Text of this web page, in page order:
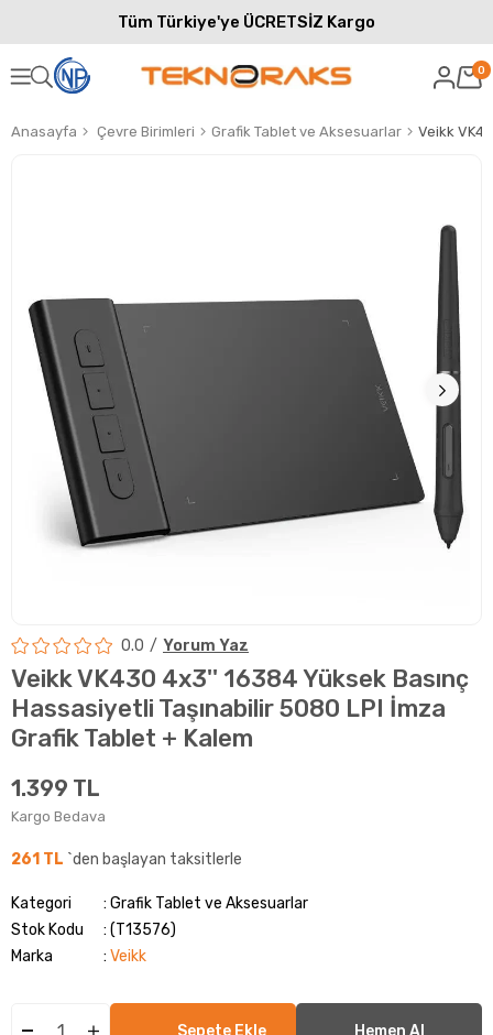
Tüm Türkiye'ye ÜCRETSİZ Kargo
0
Anasayfa Çevre Birimleri Grafik Tablet ve Aksesuarlar
0.0 Yorum Yaz
Veikk VK430 4x3'' 16384 Yüksek Basınç
Hassasiyetli Taşınabilir 5080 LPI İmza
Grafik Tablet + Kalem
1.399 TL
Kargo Bedava
261 TL `den başlayan taksitlerle
Kategori
Grafik Tablet ve Aksesuarlar
Stok Kodu
(T13576)
Marka
: Veikk